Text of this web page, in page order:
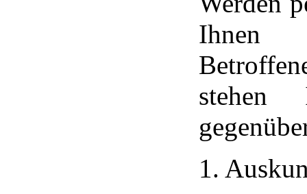
Ihnen
stehen
1.